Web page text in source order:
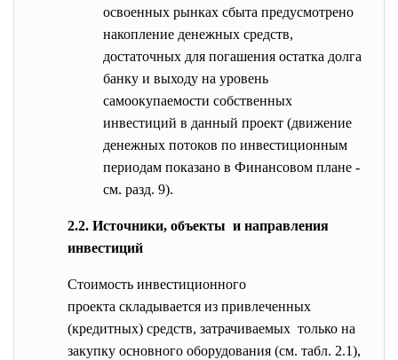
освоенных рынках сбыта предусмотрено
накопление денежных средств,
достаточных для погашения остатка долга
банку и выходу на уровень
самоокупаемости собственных
инвестиций в данный проект (движение
денежных потоков по инвестиционным
периодам показано в Финансовом плане -
см. разд. 9).
2.2. Источники, объекты и направления
инвестиций
Стоимость инвестиционного
проекта складывается из привлеченных
(кредитных) средств, затрачиваемых только на
закупку основного оборудования (см. табл. 2.1),